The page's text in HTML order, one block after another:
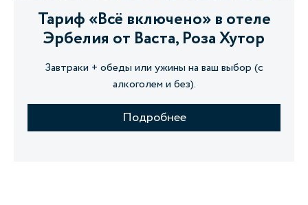
Тариф «Всё включено» в отеле
Эрбелия от Васта, Роза Хутор
Завтраки + обеды или ужины на ваш выбор (с
алкоголем и без).
Подробнее